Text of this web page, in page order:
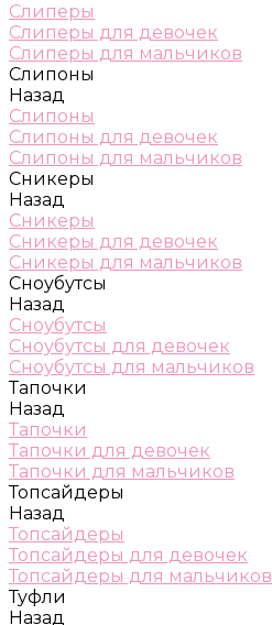
Слиперы
Слиперы для девочек
Слиперы для мальчиков
Слипоны
Назад
Слипоны
Слипоны для девочек
Слипоны для мальчиков
Сникеры
Назад
Сникеры
Сникеры для девочек
Сникеры для мальчиков
Сноубутсы
Назад
Сноубутсы
Сноубутсы для девочек
Сноубутсы для мальчиков
Тапочки
Назад
Тапочки
Тапочки для девочек
Тапочки для мальчиков
Топсайдеры
Назад
Топсайдеры
Топсайдеры для девочек
Топсайдеры для мальчиков
Туфли
Назад